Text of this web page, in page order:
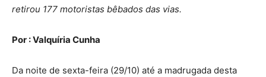
retirou 177 motoristas bêbados das vias.
Por : Valquíria Cunha
Da noite de sexta-feira (29/10) até a madrugada desta